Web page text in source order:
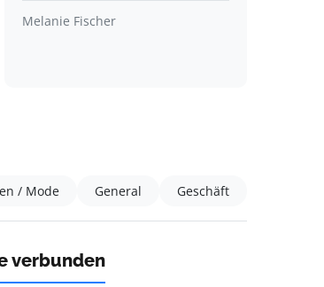
Melanie Fischer
/ Mode General Geschäft
verbunden